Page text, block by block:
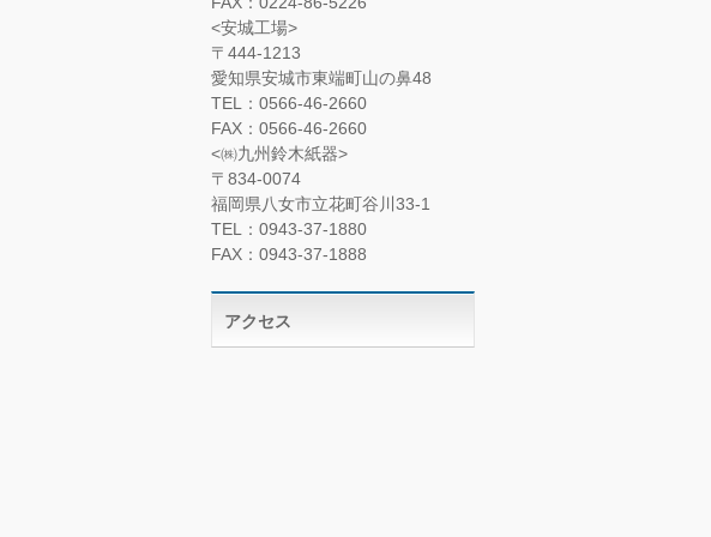
<安城工場>
〒444-1213
愛知県安城市東端町山の鼻48
TEL：0566-46-2660
FAX：0566-46-2660
<㈱九州鈴木紙器>
〒834-0074
福岡県八女市立花町谷川33-1
TEL：0943-37-1880
FAX：0943-37-1888
アクセス